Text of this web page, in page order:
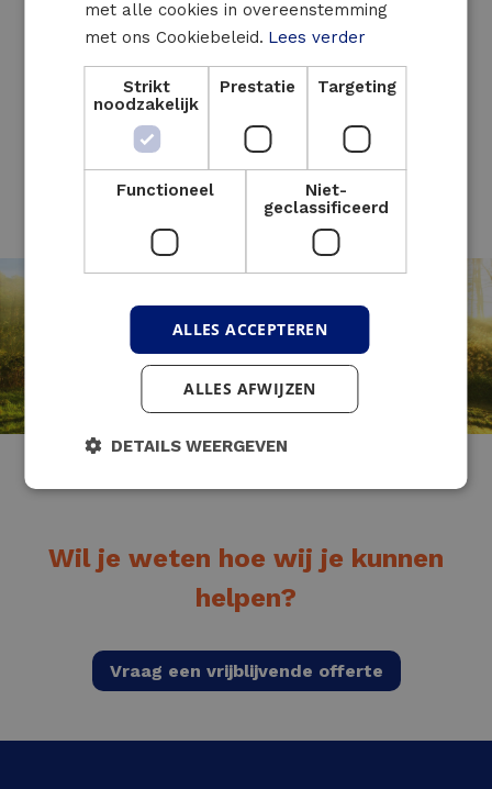
Contacteer ons
Terug naar het nieuwsoverzicht
Wil je weten hoe wij je kunnen
helpen?
Vraag een vrijblijvende offerte
met alle cookies in overeenstemming
met ons Cookiebeleid. Lees verder
Strikt
noodzakelijk
Prestatie Targeting
Functioneel
Niet-
geclassificeerd
ALLES ACCEPTEREN
ALLES AFWIJZEN
DETAILS WEERGEVEN